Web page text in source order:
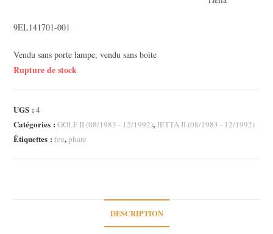
9EL141701-001
Vendu sans porte lampe, vendu sans boite
Rupture de stock
UGS :4
Catégories :GOLF II (08/1983 - 12/1992),JETTA II (08/1983 - 12/1992)
Étiquettes :feu,phare
DESCRIPTION